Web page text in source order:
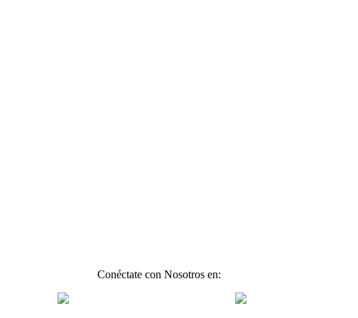
Conéctate con Nosotros en: